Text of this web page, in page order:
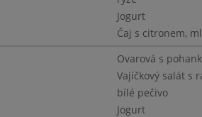
Jogurt
Čaj s citronem,
Ovarová s
Vajíčkový salát s
bílé pečivo
Jogurt